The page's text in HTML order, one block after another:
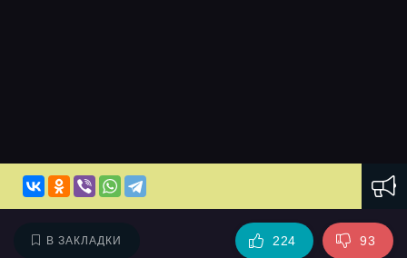
В ЗАКЛАДКИ 224 93